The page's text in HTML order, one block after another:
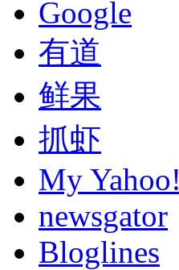
Google
有道
鲜果
抓虾
My Yahoo!
newsgator
Bloglines